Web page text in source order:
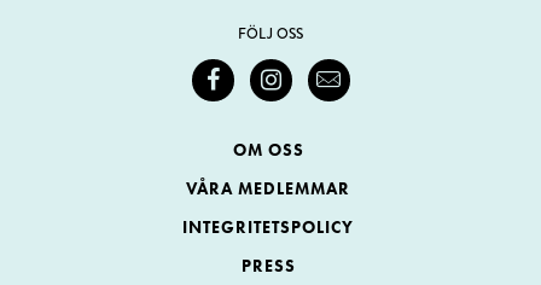
FÖLJ OSS
OM OSS
VÅRA MEDLEMMAR
INTEGRITETSPOLICY
PRESS